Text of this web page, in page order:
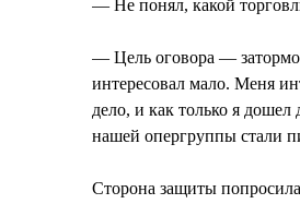
— Не понял, какой
— Цель оговора —
интересовал мало. Меня
дело, и как только я дошел
нашей опергруппы стали
Сторона защиты